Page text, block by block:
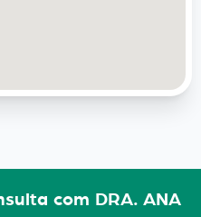
com DRA. ANA